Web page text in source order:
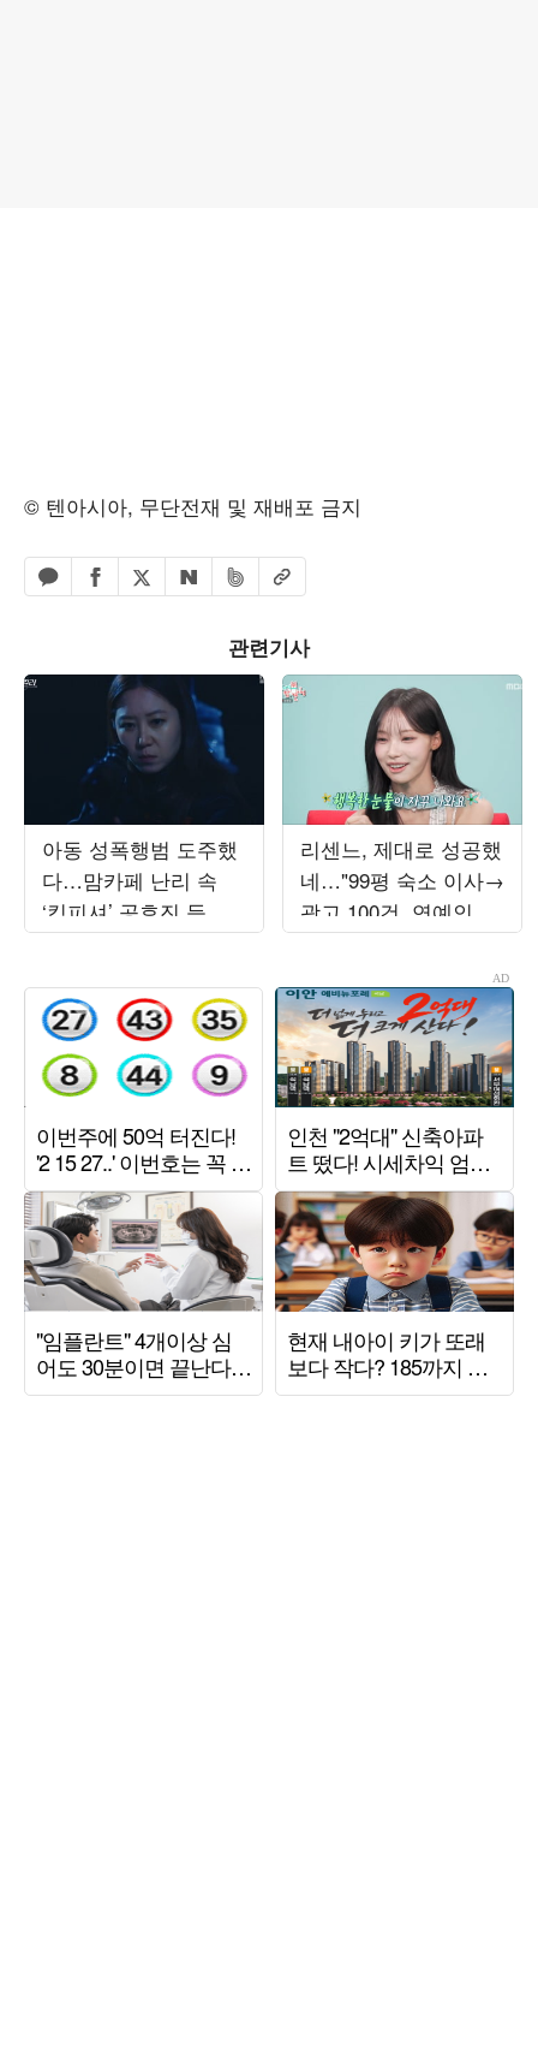
© 텐아시아, 무단전재 및 재배포 금지
카카오톡 공유하기
페이스북 공유하기
엑스 공유하기
네이버 공유하기
밴드 공유하기
URL복사
관련기사
아동 성폭행범 도주했
다…맘카페 난리 속
‘킹피셔’ 공효진 등판
(‘유부녀 킬러’)
리센느, 제대로 성공했
네…"99평 숙소 이사→
광고 100건, 연예인병
경계" ('전참시')